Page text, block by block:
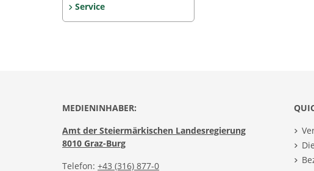
Service
MEDIENINHABER:
Amt der Steiermärkischen Landesregierung
8010 Graz-Burg
Telefon: +43 (316) 877-0